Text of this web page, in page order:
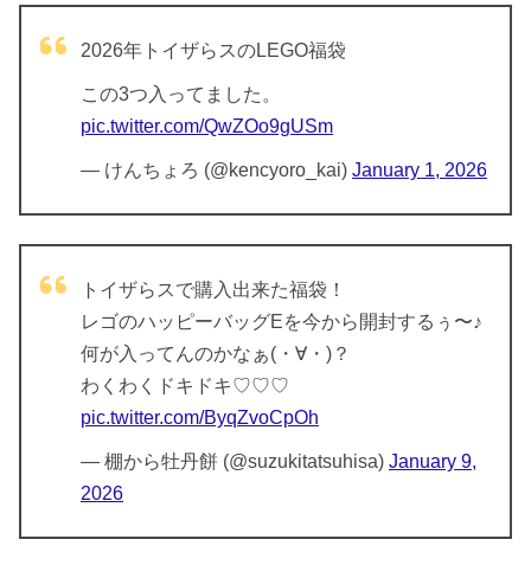
2026年トイザらスのLEGO福袋
この3つ入ってました。
pic.twitter.com/QwZOo9gUSm
— けんちょろ (@kencyoro_kai) January 1, 2026
トイザらスで購入出来た福袋！
レゴのハッピーバッグEを今から開封するぅ〜♪
何が入ってんのかなぁ(・∀・)？
わくわくドキドキ♡♡♡
pic.twitter.com/ByqZvoCpOh
— 棚から牡丹餅 (@suzukitatsuhisa) January 9,
2026